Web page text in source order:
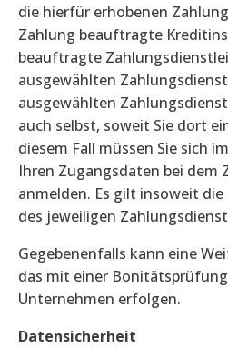
die hierfür erhobenen
Zahlung beauftragte
beauftragte
ausgewählten
ausgewählten
auch selbst, soweit Sie dort
diesem Fall müssen Sie sich
Ihren Zugangsdaten bei dem
anmelden. Es gilt insoweit
des jeweiligen
Gegebenenfalls kann eine
das mit einer
Unternehmen erfolgen.
Datensicherheit